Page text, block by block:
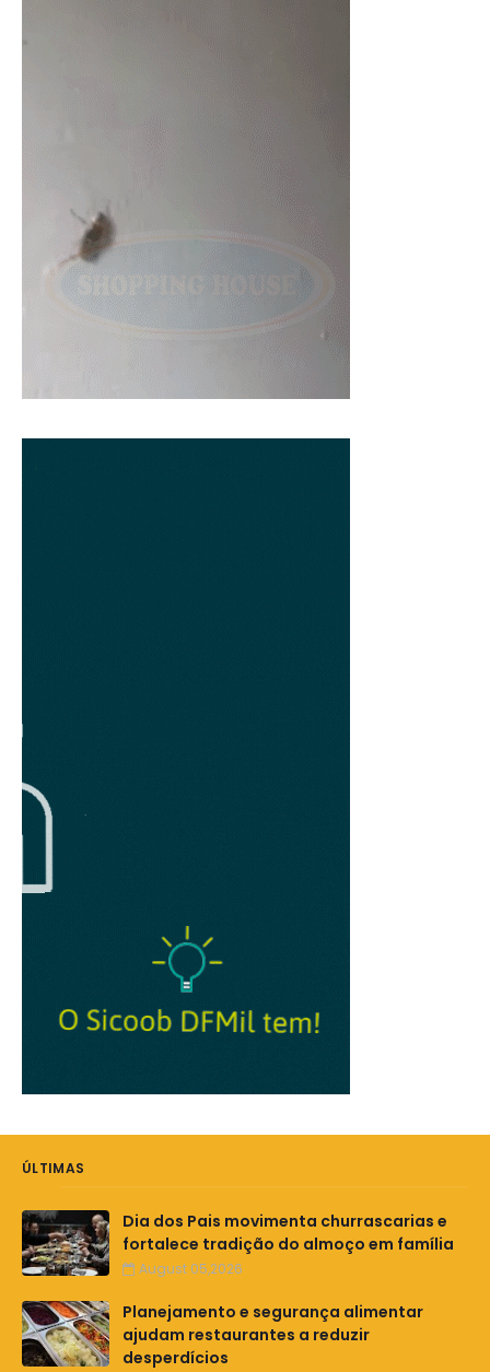
ÚLTIMAS
Dia dos Pais movimenta churrascarias e
fortalece tradição do almoço em família
August 05,2026
Planejamento e segurança alimentar
ajudam restaurantes a reduzir
desperdícios